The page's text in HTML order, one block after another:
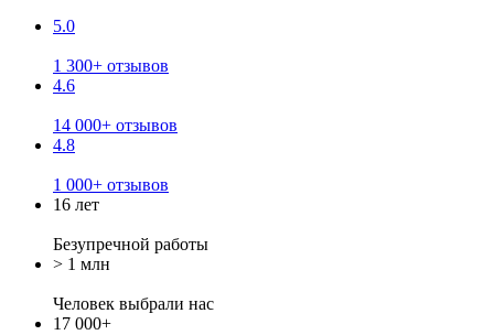
5.0
1 300+ отзывов
4.6
14 000+ отзывов
4.8
1 000+ отзывов
16 лет
Безупречной работы
> 1 млн
Человек выбрали нас
17 000+